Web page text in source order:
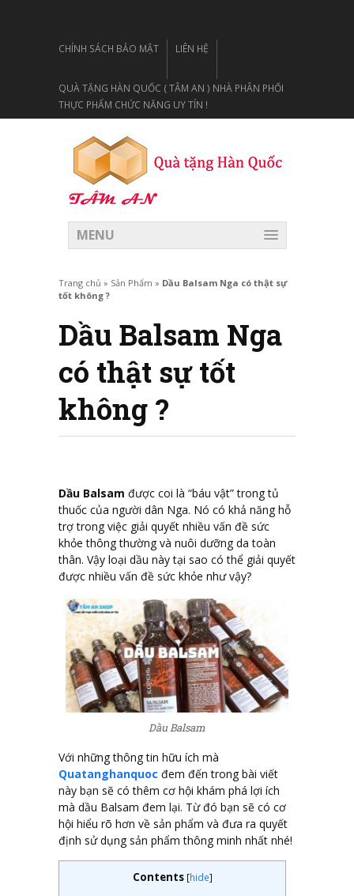
CHÍNH SÁCH BẢO MẬT LIÊN HỆ
QUÀ TẶNG HÀN QUỐC ( TÂM AN ) NHÀ PHÂN PHỐI
THỰC PHẨM CHỨC NĂNG UY TÍN !
MENU
Trang chủ » Sản Phẩm » Dầu Balsam Nga có thật sự
tốt không ?
Dầu Balsam Nga
có thật sự tốt
không ?
Dầu Balsam được coi là “báu vật” trong tủ
thuốc của người dân Nga. Nó có khả năng hỗ
trợ trong việc giải quyết nhiều vấn đề sức
khỏe thông thường và nuôi dưỡng da toàn
thân. Vậy loại dầu này tại sao có thể giải quyết
được nhiều vấn đề sức khỏe như vậy?
Dầu Balsam
Với những thông tin hữu ích mà
Quatanghanquoc đem đến trong bài viết
này bạn sẽ có thêm cơ hội khám phá lợi ích
mà dầu Balsam đem lại. Từ đó bạn sẽ có cơ
hội hiểu rõ hơn về sản phẩm và đưa ra quyết
định sử dụng sản phẩm thông minh nhất nhé!
Contents [hide]